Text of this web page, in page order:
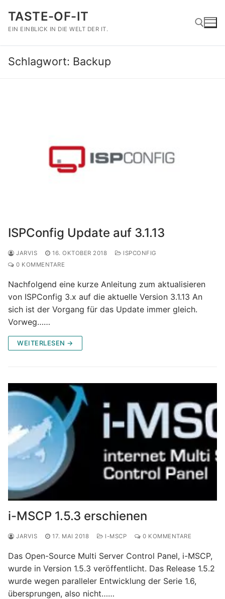
Inhalt
springen
TASTE-OF-IT
EIN EINBLICK IN DIE WELT DER IT.
Schlagwort: Backup
ISPConfig Update auf 3.1.13
JARVIS 16. OKTOBER 2018
ISPCONFIG
0 KOMMENTARE
Nachfolgend eine kurze Anleitung zum aktualisieren
von ISPConfig 3.x auf die aktuelle Version 3.1.13 An
sich ist der Vorgang für das Update immer gleich.
Vorweg……
WEITERLESEN →
i-MSCP 1.5.3 erschienen
JARVIS 17. MAI 2018 I-MSCP 0 KOMMENTARE
Das Open-Source Multi Server Control Panel, i-MSCP,
wurde in Version 1.5.3 veröffentlicht. Das Release 1.5.2
wurde wegen paralleler Entwicklung der Serie 1.6,
übersprungen, also nicht……